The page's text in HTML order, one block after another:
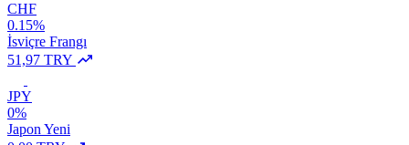
CHF
0.15%
İsviçre Frangı
51,97 TRY
JPY
0%
Japon Yeni